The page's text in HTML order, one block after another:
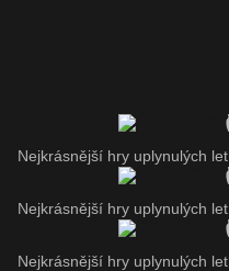
Nejkrásnější hry uplynulých let
Nejkrásnější hry uplynulých let
Nejkrásnější hry uplynulých let